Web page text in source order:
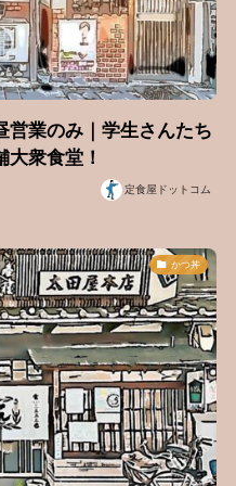
営業のみ｜学生さんたち
衆食堂！
定食屋ドットコム
かつ丼